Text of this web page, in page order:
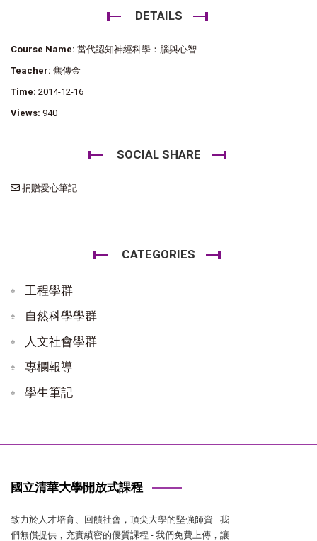
DETAILS
Course Name: 當代認知神經科學：腦與心智
Teacher: 焦傳金
Time: 2014-12-16
Views: 940
SOCIAL SHARE
捐贈愛心筆記
CATEGORIES
工程學群
自然科學學群
人文社會學群
專欄報導
學生筆記
國立清華大學開放式課程
致力於人才培育、回饋社會，頂尖大學的堅強師資 - 我
們無償提供，充實縝密的優質課程 - 我們免費上傳，讓